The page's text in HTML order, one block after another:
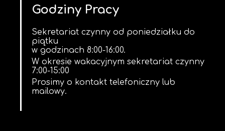
Godziny Pracy
Sekretariat czynny od poniedziałku do
piątku
w godzinach 8:00-16:00.
W okresie wakacyjnym sekretariat czynny
7:00-15:00
Prosimy o kontakt telefoniczny lub
mailowy.